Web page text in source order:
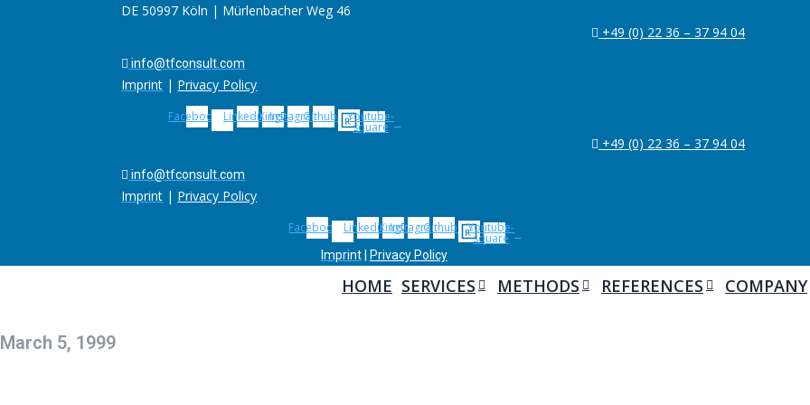
DE 50997 Köln | Mürlenbacher Weg 46
+49 (0) 22 36 – 37 94 04
info@tfconsult.com
Imprint | Privacy Policy
Facebook LinkedinXingInstagramGithub Youtube-
square
+49 (0) 22 36 – 37 94 04
info@tfconsult.com
Imprint | Privacy Policy
Facebook LinkedinXingInstagramGithub Youtube-
square
Imprint| Privacy Policy
HOME SERVICES METHODS REFERENCES COMPANY
HOME SERVICES METHODS REFERENCES COMPANY
March 5, 1999